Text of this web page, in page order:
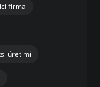
firma
üretimi